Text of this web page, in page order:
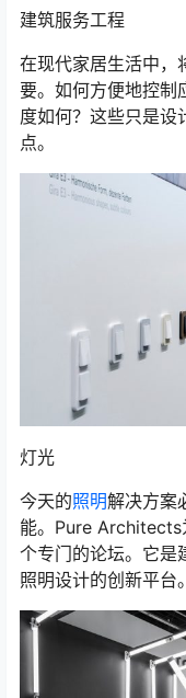
建筑服务工程
在现代家居生活中，
要。如何方便地控制
度如何？这些只是设
点。
灯光
今天的照明解决方案
能。Pure Architects
个专门的论坛。它是
照明设计的创新平台。